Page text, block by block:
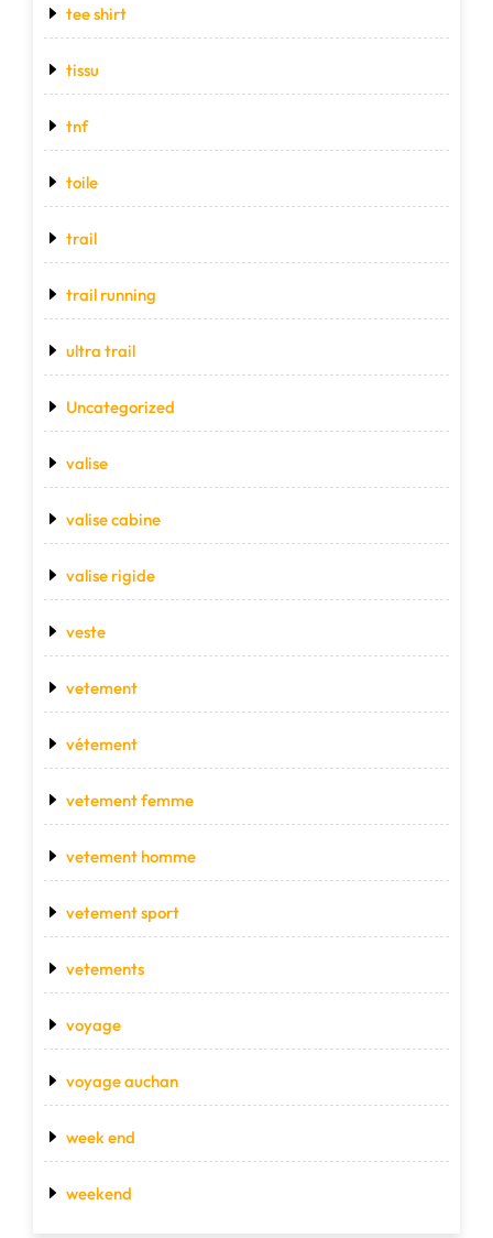
tee shirt
tissu
tnf
toile
trail
trail running
ultra trail
Uncategorized
valise
valise cabine
valise rigide
veste
vetement
vétement
vetement femme
vetement homme
vetement sport
vetements
voyage
voyage auchan
week end
weekend